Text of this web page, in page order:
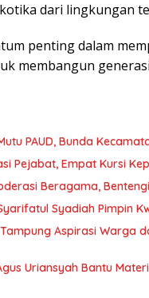
dari lingkungan
penting dalam
membangun
PAUD, Bunda
Pejabat, Empat Kursi
Beragama,
Syadiah Pimpin
Aspirasi Warga
Uriansyah Bantu